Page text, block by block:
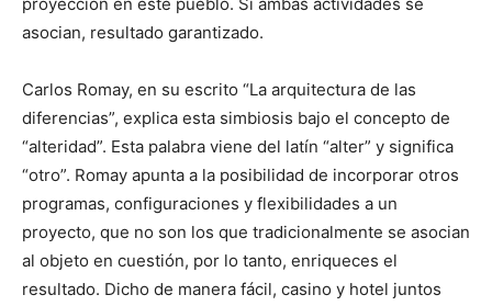
asocian, resultado garantizado.
Carlos Romay, en su escrito “La arquitectura de las
diferencias”, explica esta simbiosis bajo el concepto de
“alteridad”. Esta palabra viene del latín “alter” y significa
“otro”. Romay apunta a la posibilidad de incorporar otros
programas, configuraciones y flexibilidades a un
proyecto, que no son los que tradicionalmente se asocian
al objeto en cuestión, por lo tanto, enriqueces el
resultado. Dicho de manera fácil, casino y hotel juntos